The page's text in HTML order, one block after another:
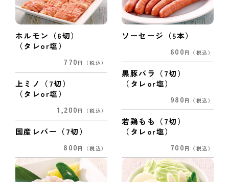
ホルモン（6切）
（タレor塩）
770 円 （税込）
上ミノ（7切）
（タレor塩）
1,200 円 （税込）
国産レバー（7切）
800 円 （税込）
ソーセージ（5本）
600 円 （税込）
黒豚バラ（7切）
（タレor塩）
980 円 （税込）
若鶏もも（7切）
（タレor塩）
700 円 （税込）